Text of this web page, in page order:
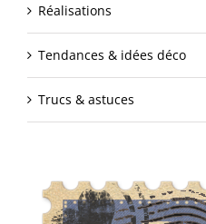
Réalisations
Tendances & idées déco
Trucs & astuces